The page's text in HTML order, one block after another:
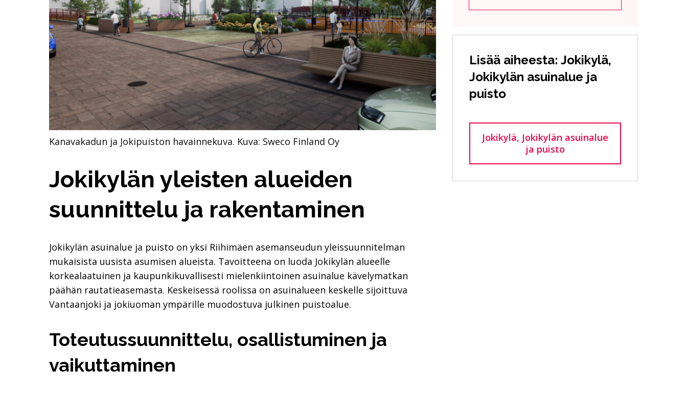
Kanavakadun ja Jokipuiston havainnekuva. Kuva: Sweco Finland Oy
Jokikylän yleisten alueiden
suunnittelu ja rakentaminen
Jokikylän asuinalue ja puisto on yksi Riihimäen asemanseudun yleissuunnitelman
mukaisista uusista asumisen alueista. Tavoitteena on luoda Jokikylän alueelle
korkealaatuinen ja kaupunkikuvallisesti mielenkiintoinen asuinalue kävelymatkan
päähän rautatieasemasta. Keskeisessä roolissa on asuinalueen keskelle sijoittuva
Vantaanjoki ja jokiuoman ympärille muodostuva julkinen puistoalue.
Toteutussuunnittelu, osallistuminen ja
vaikuttaminen
Lisää aiheesta: Jokikylä,
Jokikylän asuinalue ja
puisto
Jokikylä, Jokikylän asuinalue
ja puisto